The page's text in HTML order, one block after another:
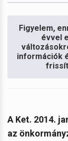
Figyelem,
évvel
információk
A Ket. 2014.
az